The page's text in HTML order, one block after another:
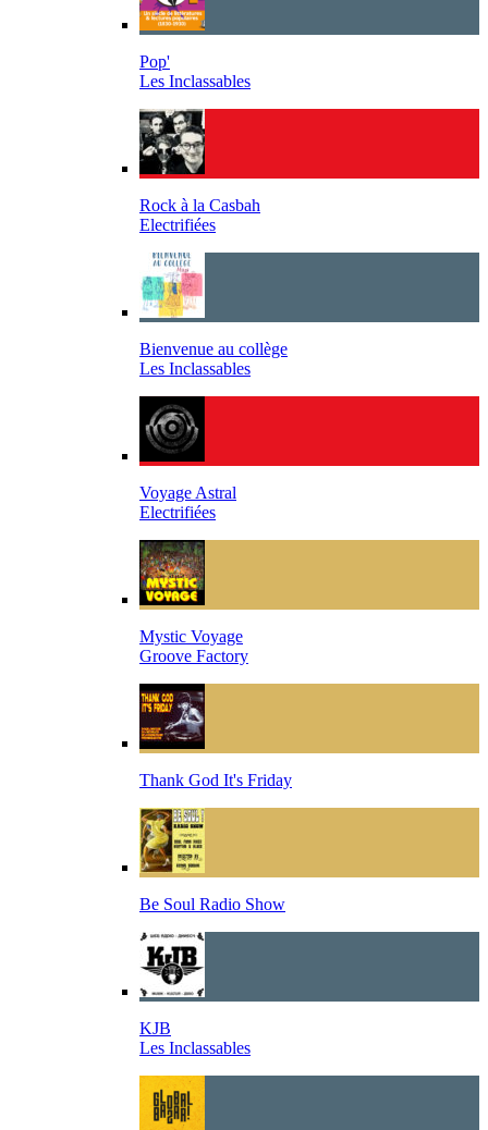
Pop'
Les Inclassables
Rock à la Casbah
Electrifiées
Bienvenue au collège
Les Inclassables
Voyage Astral
Electrifiées
Mystic Voyage
Groove Factory
Thank God It's Friday
Be Soul Radio Show
KJB
Les Inclassables